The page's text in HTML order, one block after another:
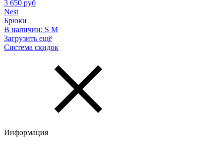
3 650 руб
Nest
Брюки
В наличии: S M
Загрузить ещё
Система скидок
Информация